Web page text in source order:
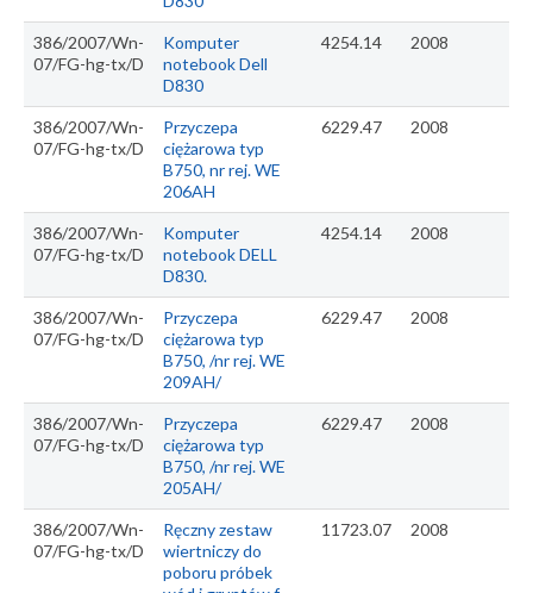
386/2007/Wn-
07/FG-hg-tx/D
Komputer
notebook Dell
D830
4254.14 2008
386/2007/Wn-
07/FG-hg-tx/D
Przyczepa
ciężarowa typ
B750, nr rej. WE
206AH
6229.47 2008
386/2007/Wn-
07/FG-hg-tx/D
Komputer
notebook DELL
D830.
4254.14 2008
386/2007/Wn-
07/FG-hg-tx/D
Przyczepa
ciężarowa typ
B750, /nr rej. WE
209AH/
6229.47 2008
386/2007/Wn-
07/FG-hg-tx/D
Przyczepa
ciężarowa typ
B750, /nr rej. WE
205AH/
6229.47 2008
386/2007/Wn-
07/FG-hg-tx/D
Ręczny zestaw
wiertniczy do
poboru próbek
11723.07 2008